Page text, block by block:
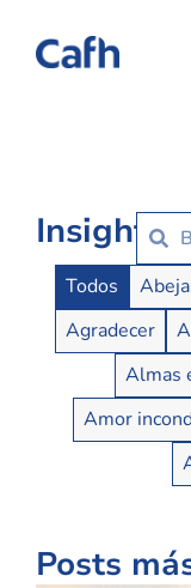
Insights
Insights Buttons
Todos
Agradecer
Almas
Amor
Posts